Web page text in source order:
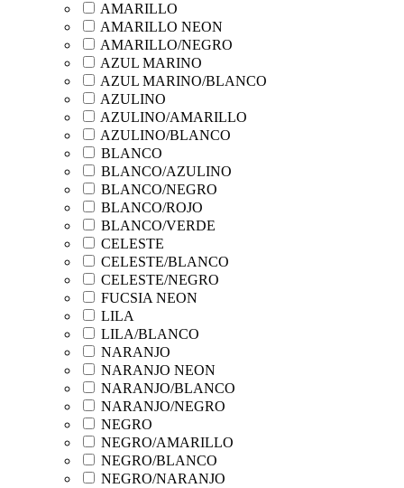
AMARILLO
AMARILLO NEON
AMARILLO/NEGRO
AZUL MARINO
AZUL MARINO/BLANCO
AZULINO
AZULINO/AMARILLO
AZULINO/BLANCO
BLANCO
BLANCO/AZULINO
BLANCO/NEGRO
BLANCO/ROJO
BLANCO/VERDE
CELESTE
CELESTE/BLANCO
CELESTE/NEGRO
FUCSIA NEON
LILA
LILA/BLANCO
NARANJO
NARANJO NEON
NARANJO/BLANCO
NARANJO/NEGRO
NEGRO
NEGRO/AMARILLO
NEGRO/BLANCO
NEGRO/NARANJO